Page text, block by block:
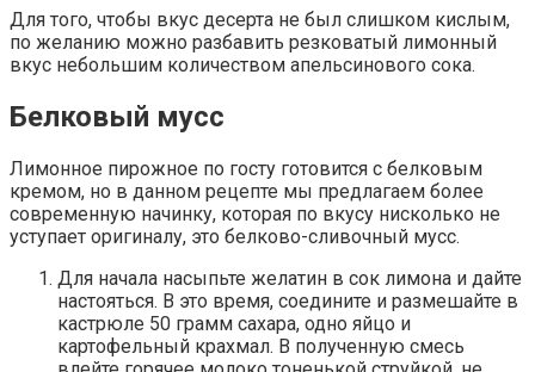
Для того, чтобы вкус десерта не был слишком кислым,
по желанию можно разбавить резковатый лимонный
вкус небольшим количеством апельсинового сока.
Белковый мусс
Лимонное пирожное по госту готовится с белковым
кремом, но в данном рецепте мы предлагаем более
современную начинку, которая по вкусу нисколько не
уступает оригиналу, это белково-сливочный мусс.
Для начала насыпьте желатин в сок лимона и дайте
настояться. В это время, соедините и размешайте в
кастрюле 50 грамм сахара, одно яйцо и
картофельный крахмал. В полученную смесь